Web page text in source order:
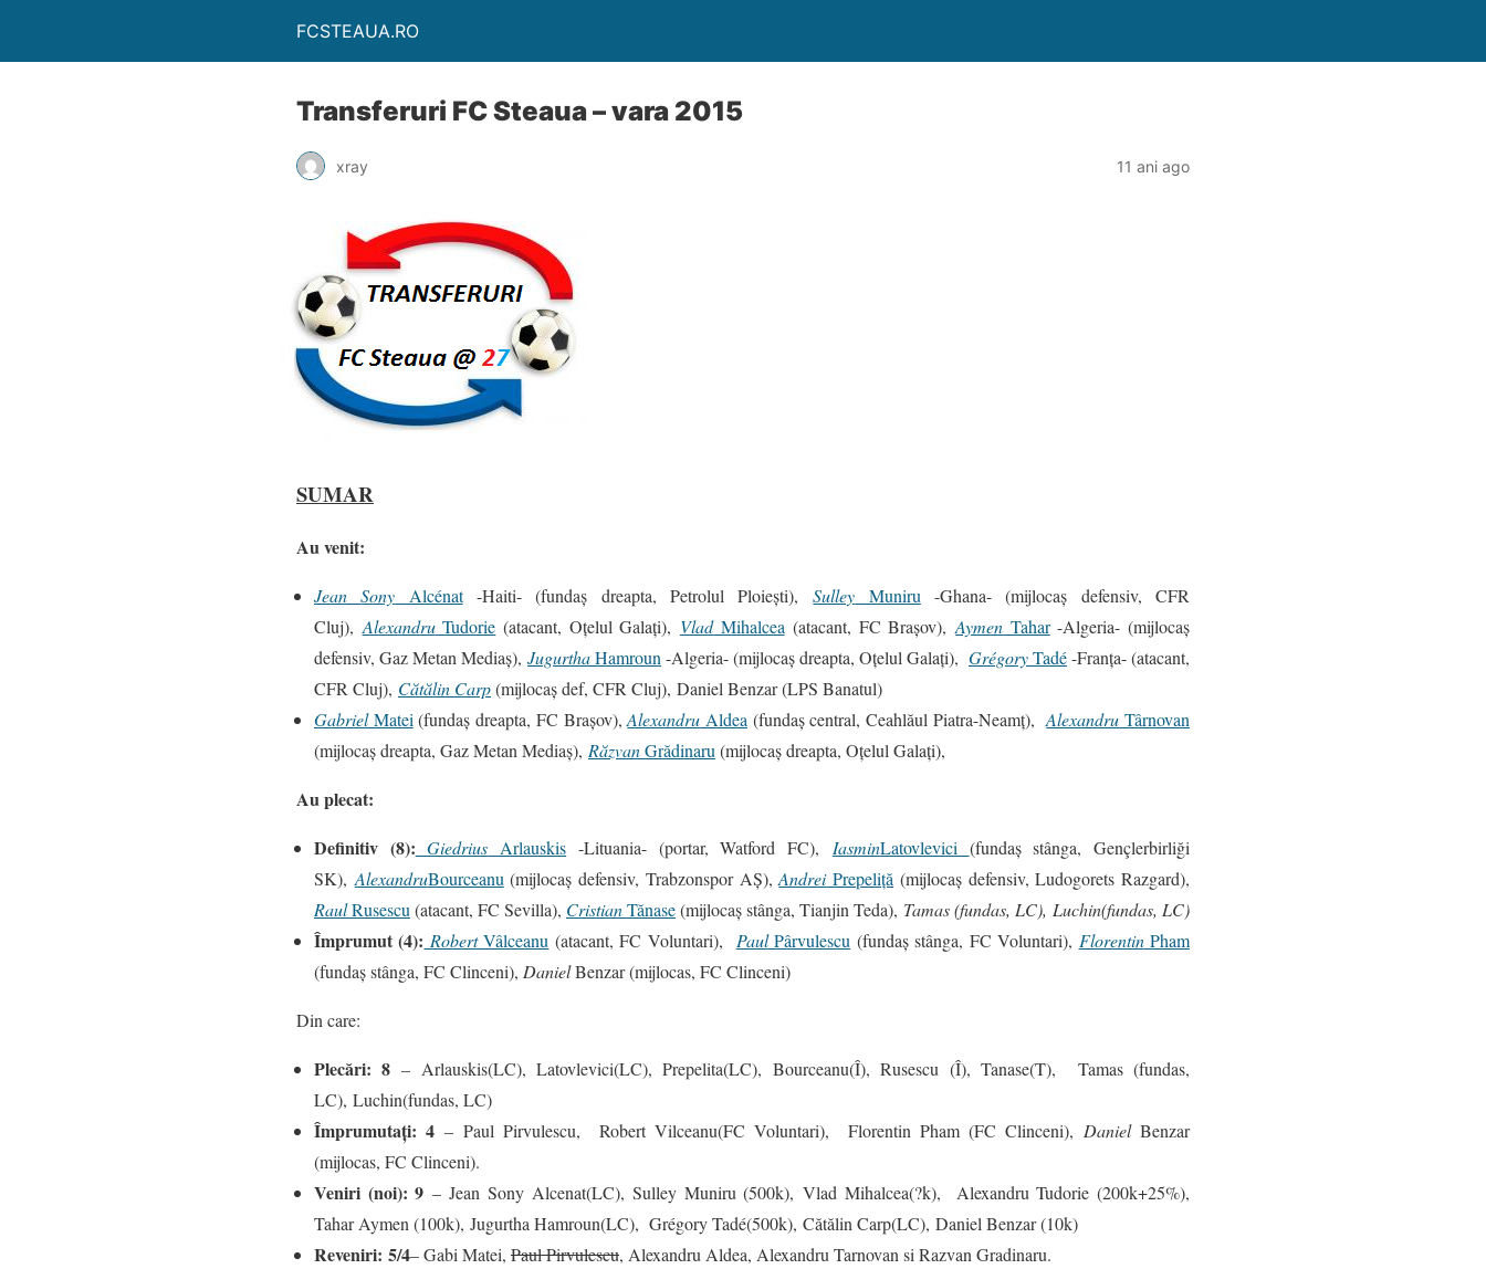
FCSTEAUA.RO
Transferuri FC Steaua – vara 2015
xray 11 ani ago
SUMAR
Au venit:
Jean Sony Alcénat-Haiti- (fundaş dreapta, Petrolul Ploieşti),Sulley Muniru-Ghana- (mijlocaş defensiv, CFR
Cluj),AlexandruTudorie (atacant, Oţelul Galaţi), VladMihalcea(atacant, FC Braşov),Aymen Tahar-Algeria- (mijlocaş
defensiv, Gaz Metan Mediaş), JugurthaHamroun-Algeria- (mijlocaş dreapta, Oţelul Galaţi), GrégoryTadé-Franţa- (atacant,
CFR Cluj), Cătălin Carp(mijlocaș def, CFR Cluj), Daniel Benzar (LPS Banatul)
GabrielMatei(fundaş dreapta, FC Braşov),Alexandru Aldea (fundaş central, Ceahlăul Piatra-Neamţ),Alexandru Târnovan
(mijlocaş dreapta, Gaz Metan Mediaş), RăzvanGrădinaru(mijlocaş dreapta, Oţelul Galaţi),
Au plecat:
Definitiv (8): Giedrius Arlauskis -Lituania- (portar, Watford FC), IasminLatovlevici (fundaş stânga, Gençlerbirliği
SK),AlexandruBourceanu(mijlocaş defensiv, Trabzonspor AŞ),AndreiPrepeliță (mijlocaş defensiv, Ludogorets Razgard),
RaulRusescu(atacant, FC Sevilla), CristianTănase(mijlocaş stânga, Tianjin Teda), Tamas (fundas, LC), Luchin(fundas, LC)
Împrumut (4): RobertVâlceanu (atacant, FC Voluntari), PaulPârvulescu (fundaş stânga, FC Voluntari), FlorentinPham
(fundaş stânga, FC Clinceni), DanielBenzar (mijlocas, FC Clinceni)
Din care:
Plecări: 8 – Arlauskis(LC), Latovlevici(LC), Prepelita(LC), Bourceanu(Î), Rusescu (Î), Tanase(T), Tamas (fundas,
LC), Luchin(fundas, LC)
Împrumutați: 4 – Paul Pirvulescu, Robert Vilceanu(FC Voluntari), Florentin Pham (FC Clinceni), DanielBenzar
(mijlocas, FC Clinceni).
Veniri (noi): 9 – Jean Sony Alcenat(LC), Sulley Muniru (500k), Vlad Mihalcea(?k), Alexandru Tudorie (200k+25%),
Tahar Aymen (100k), Jugurtha Hamroun(LC), Grégory Tadé(500k), Cătălin Carp(LC), Daniel Benzar (10k)
Reveniri: 5/4– Gabi Matei, Paul Pirvulescu, Alexandru Aldea, Alexandru Tarnovan si Razvan Gradinaru.